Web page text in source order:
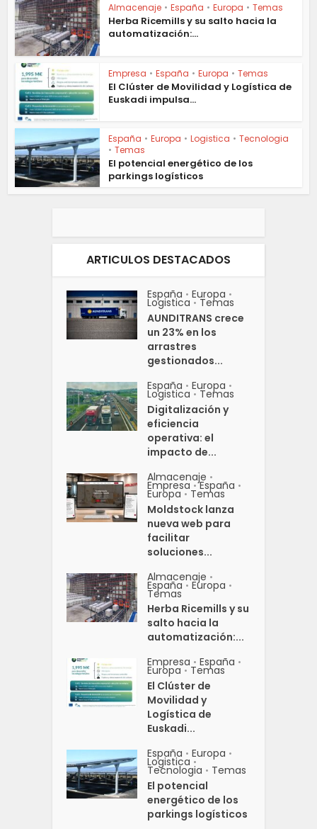
Almacenaje • España • Europa • Temas
Herba Ricemills y su salto hacia la
automatización:...
Empresa • España • Europa • Temas
El Clúster de Movilidad y Logística de
Euskadi impulsa...
España • Europa • Logistica • Tecnologia
• Temas
El potencial energético de los
parkings logísticos
ARTICULOS DESTACADOS
España • Europa •
Logistica • Temas
AUNDITRANS crece
un 23% en los
arrastres
gestionados...
España • Europa •
Logistica • Temas
Digitalización y
eficiencia
operativa: el
impacto de...
Almacenaje •
Empresa • España •
Europa • Temas
Moldstock lanza
nueva web para
facilitar
soluciones...
Almacenaje •
España • Europa •
Temas
Herba Ricemills y su
salto hacia la
automatización:...
Empresa • España •
Europa • Temas
El Clúster de
Movilidad y
Logística de
Euskadi...
España • Europa •
Logistica •
Tecnologia • Temas
El potencial
energético de los
parkings logísticos